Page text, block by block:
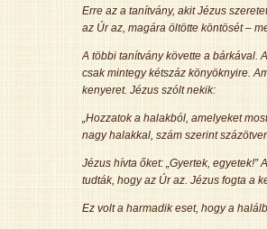
Erre az a tanítvány, akit Jézus
az Úr az, magára öltötte köntösét –
A többi tanítvány követte a bárkával.
csak mintegy kétszáz könyöknyire.
kenyeret. Jézus szólt nekik:
„Hozzatok a halakból, amelyeket
nagy halakkal, szám szerint
Jézus hívta őket: „Gyertek, egyetek!”
tudták, hogy az Úr az. Jézus fogta a
Ez volt a harmadik eset, hogy a